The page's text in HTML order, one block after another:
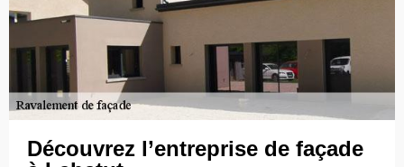
Découvrez l’entreprise de façade